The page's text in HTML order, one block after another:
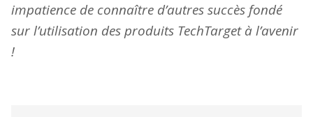
impatience de connaître d’autres succès fondé
sur l’utilisation des produits TechTarget à l’avenir
!